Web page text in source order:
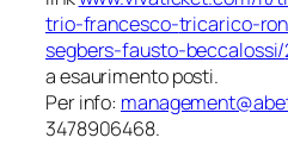
trio-francesco-tricarico-
segbers-fausto-beccalossi/
a esaurimento posti.
Per info:
3478906468.